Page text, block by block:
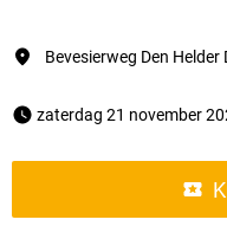
Bevesierweg Den Helder
zaterdag 21 november